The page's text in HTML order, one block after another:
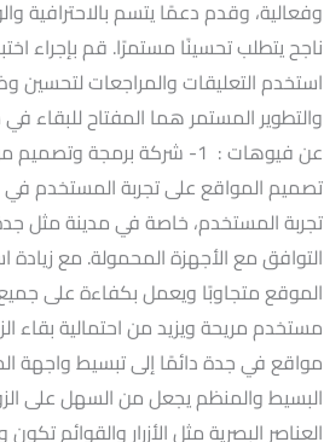
ناجح يتطلب تحسينًا مستمرًا. قم بإجراء
استخدم التعليقات والمراجعات لتحسين
والتطوير المستمر هما المفتاح للبقاء
تصميم المواقع على تجربة المستخدم
تجربة المستخدم، خاصة في مدينة مثل
التوافق مع الأجهزة المحمولة. مع
الموقع متجاوبًا ويعمل بكفاءة على
مستخدم مريحة ويزيد من احتمالية
مواقع في جدة دائمًا إلى تبسيط واجهة
البسيط والمنظم يجعل من السهل على
العناصر البصرية مثل الأزرار والقوائم